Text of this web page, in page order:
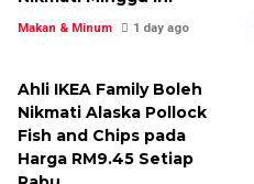
Makan & Minum 1 day ago
Ahli IKEA Family Boleh
Nikmati Alaska Pollock
Fish and Chips pada
Harga RM9.45 Setiap